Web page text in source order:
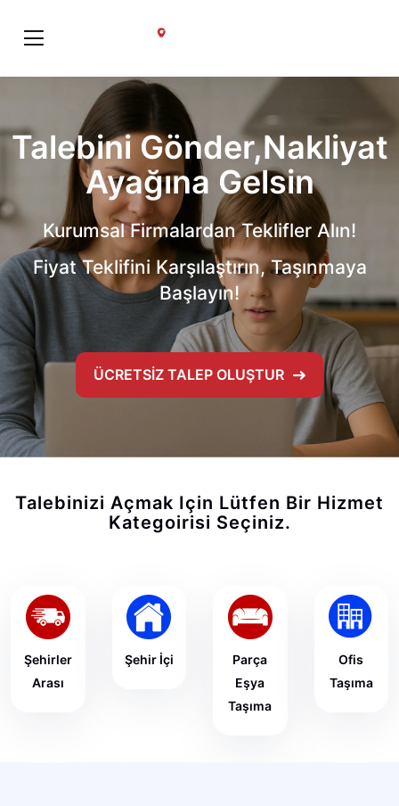
Talebini Gönder,Nakliyat
Ayağına Gelsin
Kurumsal Firmalardan Teklifler Alın!
Fiyat Teklifini Karşılaştırın, Taşınmaya
Başlayın!
ÜCRETSİZ TALEP OLUŞTUR
Talebinizi Açmak Için Lütfen Bir Hizmet
Kategoirisi Seçiniz.
Şehirler
Arası
Şehir İçi
Parça
Eşya
Taşıma
Ofis
Taşıma